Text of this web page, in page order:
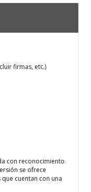
firmas, etc.)
con reconocimiento
se ofrece
cuentan con una